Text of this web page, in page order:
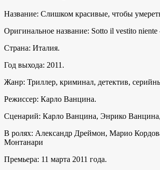
Название: Слишком красивые, чтобы
Оригинальное название: Sotto il vestito
Страна: Италия.
Год выхода: 2011.
Жанр: Триллер, криминал, детектив,
Режиссер: Карло Ванцина.
Сценарий: Карло Ванцина, Энрико
В ролях: Александр Дреймон, Марио
Монтанари
Премьера: 11 марта 2011 года.